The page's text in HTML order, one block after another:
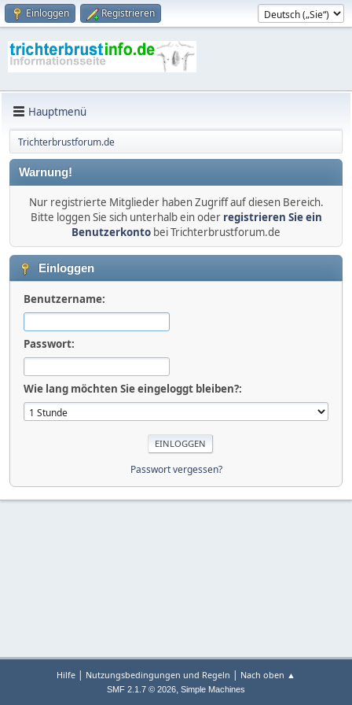
Einloggen Registrieren
Hauptmenü
Trichterbrustforum.de
Warnung!
Nur registrierte Mitglieder haben Zugriff auf diesen Bereich.
Bitte loggen Sie sich unterhalb ein oder registrieren Sie ein
Benutzerkonto bei Trichterbrustforum.de
Einloggen
Benutzername:
Passwort:
Wie lang möchten Sie eingeloggt bleiben?:
Passwort vergessen?
Hilfe | Nutzungsbedingungen und Regeln | Nach oben ▲
SMF 2.1.7 © 2026, Simple Machines